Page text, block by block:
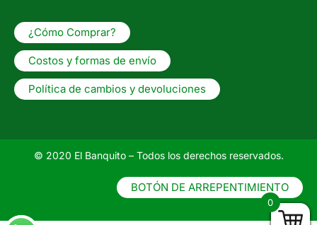
¿Cómo Comprar?
Costos y formas de envío
Política de cambios y devoluciones
© 2020 El Banquito – Todos los derechos reservados.
BOTÓN DE ARREPENTIMIENTO
0